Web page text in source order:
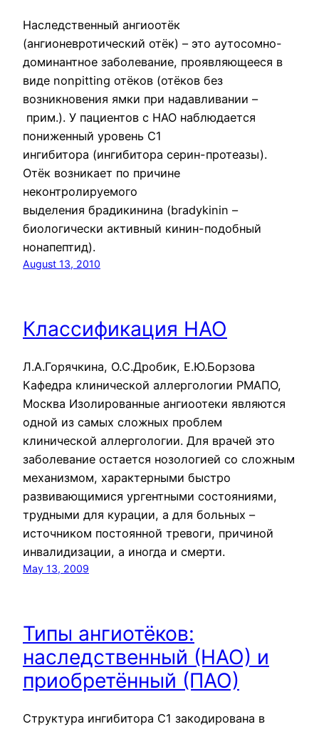
Наследственный ангиоотёк
(ангионевротический отёк) – это аутосомно-
доминантное заболевание, проявляющееся в
виде nonpitting отёков (отёков без
возникновения ямки при надавливании –
прим.). У пациентов с НАО наблюдается
пониженный уровень C1
ингибитора (ингибитора серин-протеазы).
Отёк возникает по причине
неконтролируемого
выделения брадикинина (bradykinin –
биологически активный кинин-подобный
нонапептид).
August 13, 2010
Классификация НАО
Л.А.Горячкина, О.С.Дробик, Е.Ю.Борзова
Кафедра клинической аллергологии РМАПО,
Москва Изолированные ангиоотеки являются
одной из самых сложных проблем
клинической аллергологии. Для врачей это
заболевание остается нозологией со сложным
механизмом, характерными быстро
развивающимися ургентными состояниями,
трудными для курации, а для больных –
источником постоянной тревоги, причиной
инвалидизации, а иногда и смерти.
May 13, 2009
Типы ангиотёков:
наследственный (НАО) и
приобретённый (ПАО)
Структура ингибитора С1 закодирована в